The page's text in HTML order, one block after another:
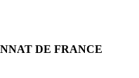
DE FRANCE